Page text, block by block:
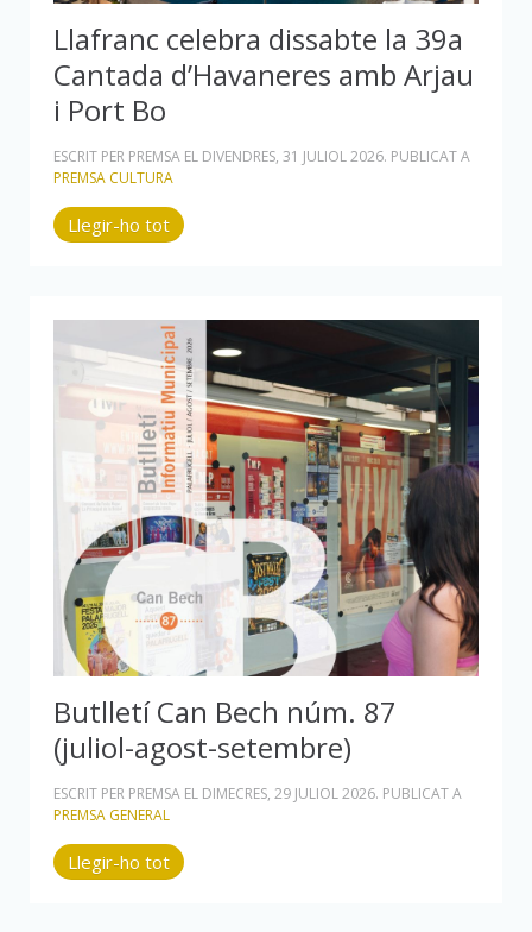
Llafranc celebra dissabte la 39a
Cantada d’Havaneres amb Arjau
i Port Bo
ESCRIT PER PREMSA EL DIVENDRES, 31 JULIOL 2026. PUBLICAT A
PREMSA CULTURA
Llegir-ho tot
Butlletí Can Bech núm. 87
(juliol-agost-setembre)
ESCRIT PER PREMSA EL DIMECRES, 29 JULIOL 2026. PUBLICAT A
PREMSA GENERAL
Llegir-ho tot